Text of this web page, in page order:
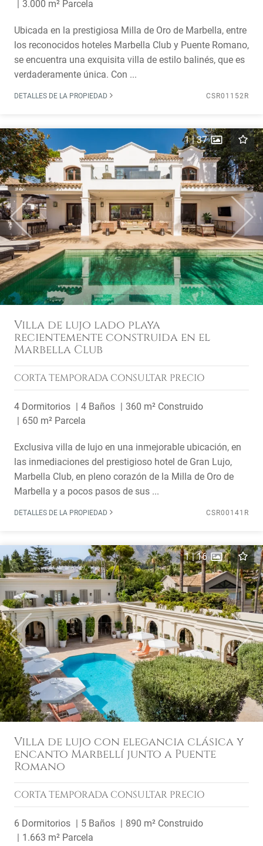
3.000 m² Parcela
Ubicada en la prestigiosa Milla de Oro de Marbella, entre
los reconocidos hoteles Marbella Club y Puente Romano,
se encuentra una exquisita villa de estilo balinés, que es
verdaderamente única. Con ...
DETALLES DE LA PROPIEDAD CSR01152R
Previous Next
1|37
Villa de lujo lado playa
recientemente construida en el
Marbella Club
CORTA TEMPORADA CONSULTAR PRECIO
4 Dormitorios 4 Baños
360 m² Construido
650 m² Parcela
Exclusiva villa de lujo en una inmejorable ubicación, en
las inmediaciones del prestigioso hotel de Gran Lujo,
Marbella Club, en pleno corazón de la Milla de Oro de
Marbella y a pocos pasos de sus ...
DETALLES DE LA PROPIEDAD CSR00141R
Previous Next
1|16
Villa de lujo con elegancia clásica y
encanto Marbellí junto a Puente
Romano
CORTA TEMPORADA CONSULTAR PRECIO
6 Dormitorios 5 Baños
890 m² Construido
1.663 m² Parcela